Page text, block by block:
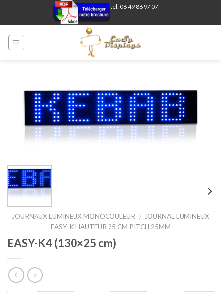
tel: 06 49 86 97 07
JOURNAUX LUMINEUX MONOCOULEUR / JOURNAL LUMINEUX
EASY-K HAUTEUR 25 CM PITCH 25MM
EASY-K4 (130×25 cm)